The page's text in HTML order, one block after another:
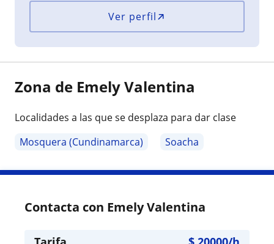
Ver perfil
Zona de Emely Valentina
Localidades a las que se desplaza para dar clase
Mosquera (Cundinamarca)
Soacha
Contacta con Emely Valentina